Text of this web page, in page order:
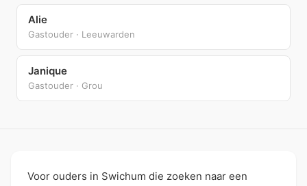
Alie
Gastouder · Leeuwarden
Janique
Gastouder · Grou
Voor ouders in Swichum die zoeken naar een